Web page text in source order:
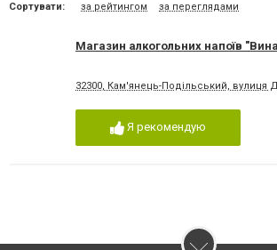
Сортувати: за рейтингом за переглядами
Магазин алкогольних напоїв
32300, Кам'янець-Подільський, вулиця
Я рекомендую